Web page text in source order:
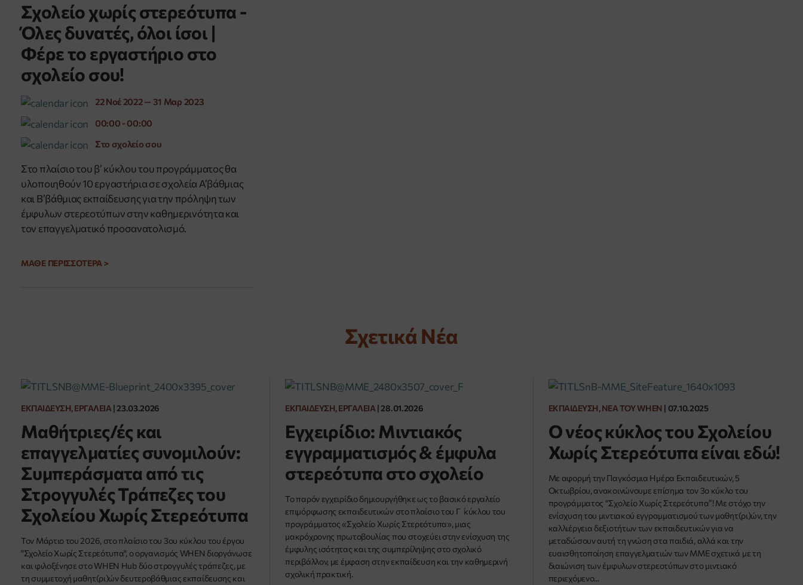
Σχολείο χωρίς στερεότυπα -
Όλες δυνατές, όλοι ίσοι |
Φέρε το εργαστήριο στο
σχολείο σου!
22 Νοέ 2022 — 31 Μαρ 2023
00:00 - 00:00
Στο σχολείο σου
Στο πλαίσιο του β’ κύκλου του προγράμματος θα
υλοποιηθούν 10 εργαστήρια σε σχολεία Α’βάθμιας
και Β’βάθμιας εκπαίδευσης για την πρόληψη των
έμφυλων στερεοτύπων στην καθημερινότητα και
τον επαγγελματικό προσανατολισμό.
ΜΑΘΕ ΠΕΡΙΣΣΟΤΕΡΑ >
Σχετικά Nέα
ΕΚΠΑΊΔΕΥΣΗ, ΕΡΓΑΛΕΊΑ |23.03.2026
Μαθήτριες/ές και
επαγγελματίες συνομιλούν:
Συμπεράσματα από τις
Στρογγυλές Τράπεζες του
Σχολείου Χωρίς Στερεότυπα
Τον Μάρτιο του 2026, στο πλαίσιο του 3ου κύκλου του έργου
"Σχολείο Χωρίς Στερεότυπα", ο οργανισμός WHEN διοργάνωσε
και φιλοξένησε στο WHEN Hub δύο στρογγυλές τράπεζες, με
τη συμμετοχή μαθητ(ρι)ών δευτεροβάθμιας εκπαίδευσης και
ΕΚΠΑΊΔΕΥΣΗ, ΕΡΓΑΛΕΊΑ | 28.01.2026
Εγχειρίδιο: Μιντιακός
εγγραμματισμός & έμφυλα
στερεότυπα στο σχολείο
Το παρόν εγχειρίδιο δημιουργήθηκε ως το βασικό εργαλείο
επιμόρφωσης εκπαιδευτικών στο πλαίσιο του Γ ́ κύκλου του
προγράμματος «Σχολείο Χωρίς Στερεότυπα», μιας
μακρόχρονης πρωτοβουλίας που στοχεύει στην ενίσχυση της
έμφυλης ισότητας και της συμπερίληψης στο σχολικό
περιβάλλον, με έμφαση στην εκπαίδευση και την καθημερινή
σχολική πρακτική.
ΕΚΠΑΊΔΕΥΣΗ, ΝΈΑ ΤΟΥ WHEN | 07.10.2025
Ο νέος κύκλος του Σχολείου
Χωρίς Στερεότυπα είναι εδώ!
Με αφορμή την Παγκόσμια Ημέρα Εκπαιδευτικών, 5
Οκτωβρίου, ανακοινώνουμε επίσημα τον 3ο κύκλο του
προγράμματος “Σχολείο Χωρίς Στερεότυπα”! Με στόχο την
ενίσχυση του μιντιακού εγγραμματισμού των μαθητ(ρι)ών, την
καλλιέργεια δεξιοτήτων των εκπαιδευτικών για να
μεταδώσουν αυτή τη γνώση στα παιδιά, αλλά και την
ευαισθητοποίηση επαγγελματιών των ΜΜΕ σχετικά με τη
διαιώνιση των έμφυλων στερεοτύπων στο μιντιακό
περιεχόμενο...